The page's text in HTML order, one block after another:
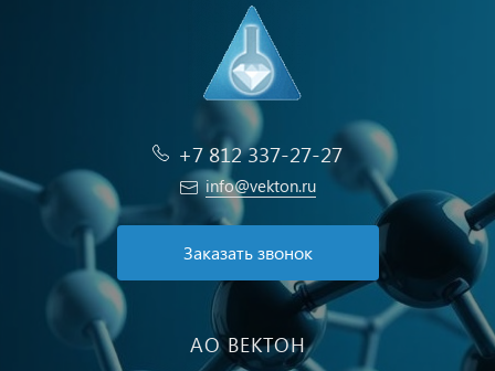
+7 812 337-27-27
info@vekton.ru
Заказать звонок
АО ВЕКТОН